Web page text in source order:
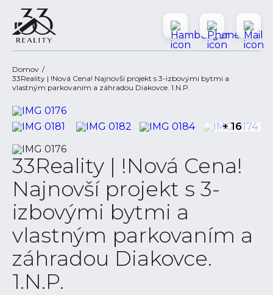
Domov
33Reality | !Nová Cena! Najnovší projekt s 3-izbovými bytmi a
vlastným parkovaním a záhradou Diakovce. 1.N.P.
+ 16
33Reality | !Nová Cena!
Najnovší projekt s 3-
izbovými bytmi a
vlastným parkovaním a
záhradou Diakovce.
1.N.P.